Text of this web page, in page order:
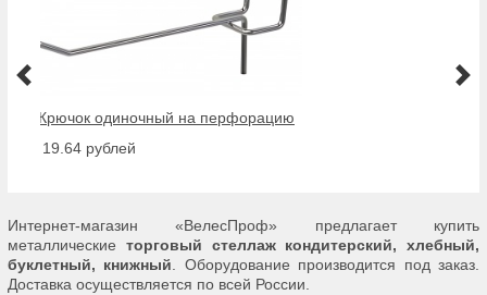
Крючок одиночный на перфорацию
от 19.64 рублей
Интернет-магазин «ВелесПроф» предлагает купить
металлические торговый стеллаж кондитерский, хлебный,
буклетный, книжный. Оборудование производится под заказ.
Доставка осуществляется по всей России.